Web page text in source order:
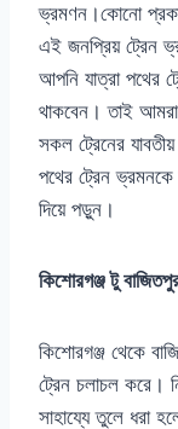
ভ্রমণন।কোনো
এই জনপ্রিয় ট্রেন
আপনি যাত্রা পথের
থাকবেন। তাই আমরা
সকল ট্রেনের
পথের ট্রেন
দিয়ে পড়ুন।
কিশোরগঞ্জ টু
কিশোরগঞ্জ থেকে
ট্রেন চলাচল করে।
সাহায্যে তুলে ধরা